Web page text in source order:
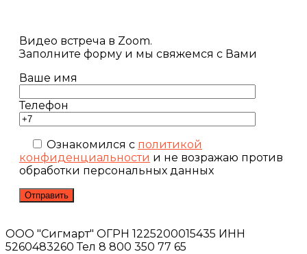
Видео встреча в Zoom.
Заполните форму и мы свяжемся с Вами
Ваше имя
Телефон
Ознакомился с политикой
конфиденциальности и не возражаю против
обработки персональных данных
ООО "Сигмарт" ОГРН 1225200015435 ИНН
5260483260 Тел 8 800 350 77 65